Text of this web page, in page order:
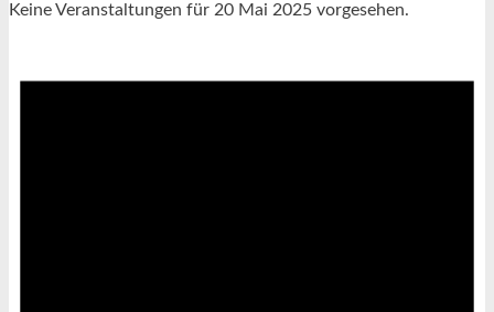
Keine Veranstaltungen für 20 Mai 2025 vorgesehen.